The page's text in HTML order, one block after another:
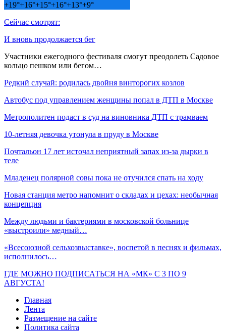
+19°+16°+15°+16°+13°+9°
Сейчас смотрят:
И вновь продолжается бег
Участники ежегодного фестиваля смогут преодолеть Садовое
кольцо пешком или бегом…
Редкий случай: родилась двойня винторогих козлов
Автобус под управлением женщины попал в ДТП в Москве
Метрополитен подаст в суд на виновника ДТП с трамваем
10-летняя девочка утонула в пруду в Москве
Почтальон 17 лет источал неприятный запах из-за дырки в
теле
Младенец полярной совы пока не отучился спать на ходу
Новая станция метро напомнит о складах и цехах: необычная
концепция
Между людьми и бактериями в московской больнице
«выстроили» медный…
«Всесоюзной сельхозвыставке», воспетой в песнях и фильмах,
исполнилось…
ГДЕ МОЖНО ПОДПИСАТЬСЯ НА «МК» С 3 ПО 9
АВГУСТА!
Главная
Лента
Размещение на сайте
Политика сайта